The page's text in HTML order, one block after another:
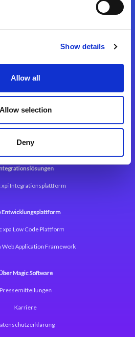
Show details
Allow all
Allow selection
Deny
Sie uns
xpi Integrationsplattform
Entwicklungsplattform
xpa Low Code Plattform
Web Application Framework
Magic Software
Pressemitteilungen
Karriere